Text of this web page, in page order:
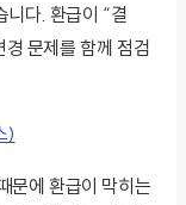
니다. 환급이 “결
문제를 함께 점검
)
문에 환급이 막히는